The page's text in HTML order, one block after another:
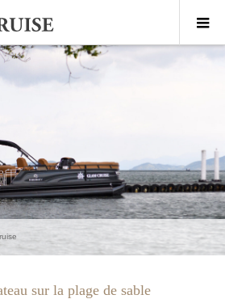
sur la plage de sable